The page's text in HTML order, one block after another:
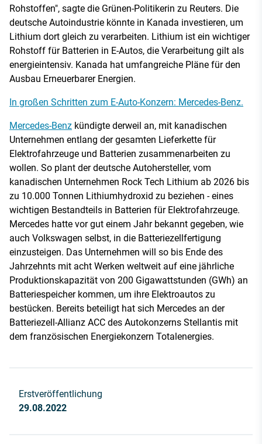
Rohstoffen", sagte die Grünen-Politikerin zu Reuters. Die
deutsche Autoindustrie könnte in Kanada investieren, um
Lithium dort gleich zu verarbeiten. Lithium ist ein wichtiger
Rohstoff für Batterien in E-Autos, die Verarbeitung gilt als
energieintensiv. Kanada hat umfangreiche Pläne für den
Ausbau Erneuerbarer Energien.
In großen Schritten zum E-Auto-Konzern: Mercedes-Benz.
Mercedes-Benz kündigte derweil an, mit kanadischen
Unternehmen entlang der gesamten Lieferkette für
Elektrofahrzeuge und Batterien zusammenarbeiten zu
wollen. So plant der deutsche Autohersteller, vom
kanadischen Unternehmen Rock Tech Lithium ab 2026 bis
zu 10.000 Tonnen Lithiumhydroxid zu beziehen - eines
wichtigen Bestandteils in Batterien für Elektrofahrzeuge.
Mercedes hatte vor gut einem Jahr bekannt gegeben, wie
auch Volkswagen selbst, in die Batteriezellfertigung
einzusteigen. Das Unternehmen will so bis Ende des
Jahrzehnts mit acht Werken weltweit auf eine jährliche
Produktionskapazität von 200 Gigawattstunden (GWh) an
Batteriespeicher kommen, um ihre Elektroautos zu
bestücken. Bereits beteiligt hat sich Mercedes an der
Batteriezell-Allianz ACC des Autokonzerns Stellantis mit
dem französischen Energiekonzern Totalenergies.
Erstveröffentlichung
29.08.2022